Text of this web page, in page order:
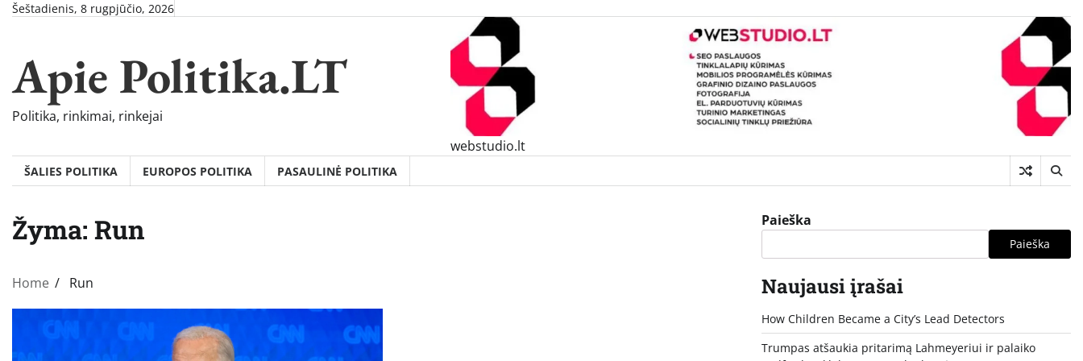
SkipŠeštadienis, 8 rugpjūčio, 2026
Apie Politika.LT
Politika, rinkimai, rinkejai
webstudio.lt
ŠALIES POLITIKA EUROPOS POLITIKA PASAULINĖ POLITIKA
Žyma: Run
Home Run
Paieška
Paieška
Naujausi įrašai
How Children Became a City’s Lead Detectors
Trumpas atšaukia pritarimą Lahmeyeriui ir palaiko